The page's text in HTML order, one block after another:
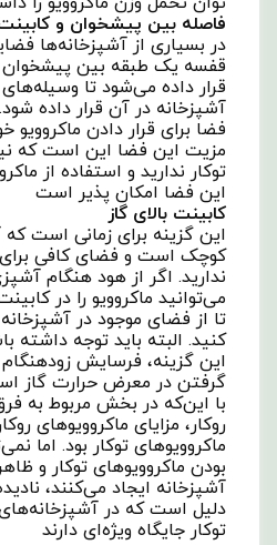
فاصله بین پیشخوان و
در بسیاری از آشپزخانه‌ها
قفسه یک طبقه بین پیشخوان
قرار داده می‌شود تا
آشپزخانه در آن قرار داده
فضا برای قرار دادن ماکروویو
مزیت این فضا این است که
توکار ندارید و استفاده از
این فضا امکان ‌پذیر است
کابینت بالای گاز
این گزینه برای زمانی است
کوچک است و فضای کافی برای
ندارید. اگر از هود هنگام
می‌توانید ماکروویو را در
تا از فضای موجود در
کنید. البته باید توجه داشته
این گزینه، فرسایش زودهنگام
گرفتن در معرض حرارت گاز
با این‌که در بخش مربوط به فرق
روکار، مزایای ماکروویوهای
ماکروویوهای توکار بود. اما
بودن ماکروویوهای توکار و
آشپزخانه ایجاد می‌کنند،
دلیل است که در آشپزخانه‌های
توکار جایگاه ویژه‌ای دارند